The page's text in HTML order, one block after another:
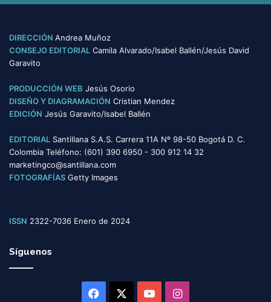
e
o
r
s
DIRECCIÓN Andrea Muñoz
CONSEJO EDITORIAL Camila Alvarado/Isabel Ballén/Jesús David
Garavito
PRODUCCIÓN WEB Jesús Osorio
DISEÑO Y DIAGRAMACIÓN Cristian Mendez
EDICIÓN Jesús Garavito/Isabel Ballén
EDITORIAL Santillana S.A.S. Carrera 11A Nº 98-50 Bogotá D. C.
Colombia Teléfono: (601) 390 6950 - 300 912 14 32
marketingco@santillana.com
FOTOGRAFÍAS Getty Images
ISSN 2322-7036 Enero de 2024
Síguenos
Facebook YouTubeInstagram